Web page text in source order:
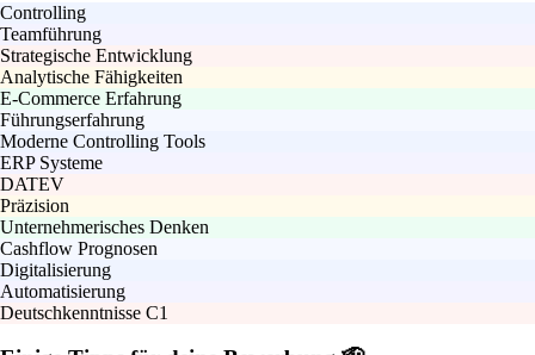
Controlling
Teamführung
Strategische Entwicklung
Analytische Fähigkeiten
E-Commerce Erfahrung
Führungserfahrung
Moderne Controlling Tools
ERP Systeme
DATEV
Präzision
Unternehmerisches Denken
Cashflow Prognosen
Digitalisierung
Automatisierung
Deutschkenntnisse C1